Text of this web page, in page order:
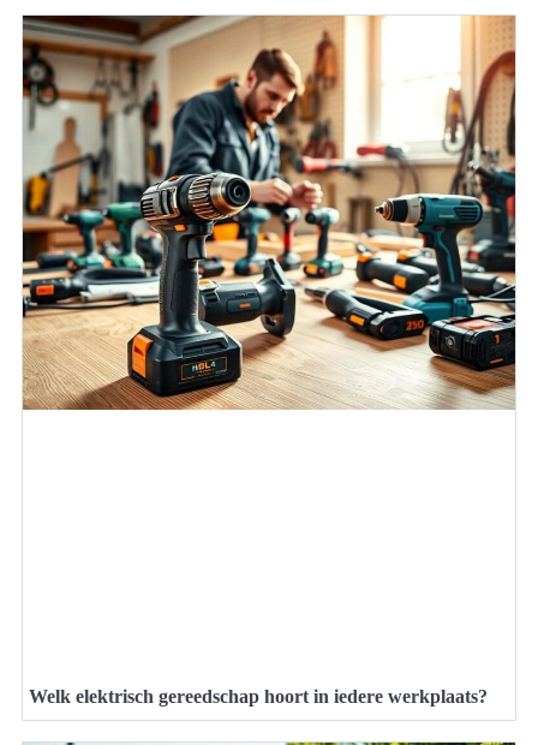
Welk elektrisch gereedschap hoort in iedere werkplaats?